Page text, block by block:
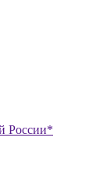
России*